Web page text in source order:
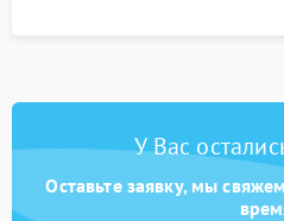
У Вас
Оставьте заявку, мы